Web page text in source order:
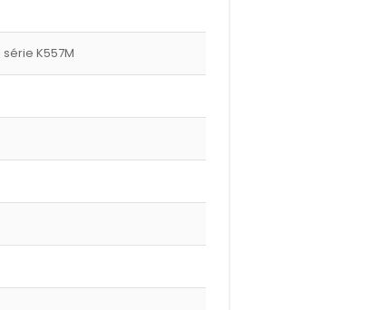
K557M